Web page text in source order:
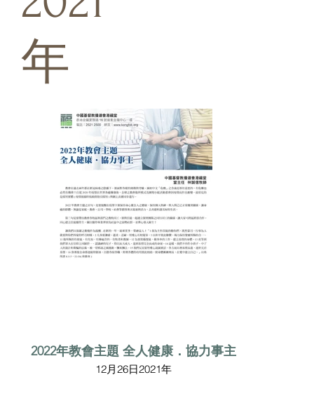
2022年教會主題 全人健康．協力事主
12月26日2021年
年